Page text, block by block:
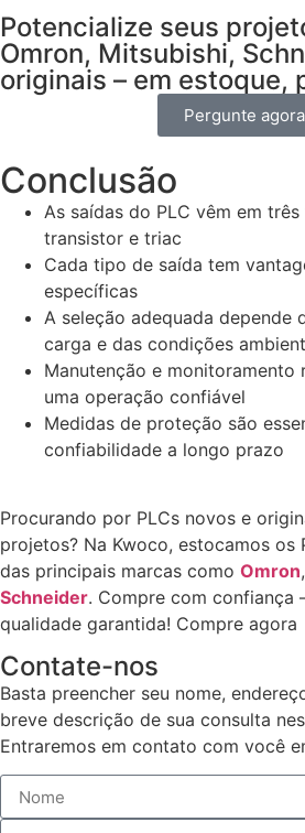
Potencialize seus
Omron, Mitsubishi,
originais – em estoque,
Pergunte
Conclusão
As saídas do PLC vêm em
transistor e triac
Cada tipo de saída tem
específicas
A seleção adequada depende
carga e das condições
Manutenção e monitoramento
uma operação confiável
Medidas de proteção são
confiabilidade a longo prazo
Procurando por PLCs novos e
projetos? Na Kwoco, estocamos os
das principais marcas como Omron,
Schneider. Compre com
qualidade garantida! Compre agora
Contate-nos
Basta preencher seu nome,
breve descrição de sua consulta
Entraremos em contato com você